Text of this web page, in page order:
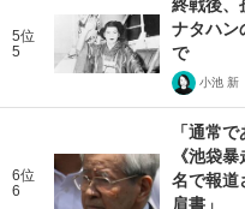
5位
5
終戦後
ナタハン
で
小池 新
6位
6
「通常
《池袋
名で報
肩書」